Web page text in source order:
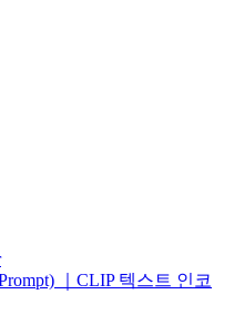
｜CLIP 텍스트 인코